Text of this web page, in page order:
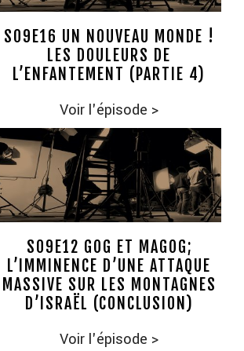
S09E16 UN NOUVEAU MONDE !
LES DOULEURS DE
L’ENFANTEMENT (PARTIE 4)
Voir l'épisode >
S09E12 GOG ET MAGOG;
L’IMMINENCE D’UNE ATTAQUE
MASSIVE SUR LES MONTAGNES
D’ISRAËL (CONCLUSION)
Voir l'épisode >